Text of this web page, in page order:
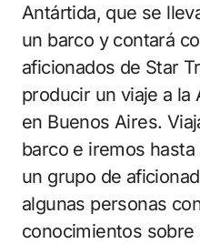
Antártida, que se
un barco y contará
aficionados de Star
producir un viaje a la
en Buenos Aires.
barco e iremos hasta
un grupo de
algunas personas
conocimientos